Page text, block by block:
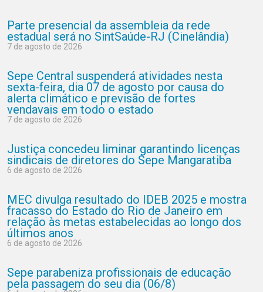
Parte presencial da assembleia da rede
estadual será no SintSaúde-RJ (Cinelândia)
7 de agosto de 2026
Sepe Central suspenderá atividades nesta
sexta-feira, dia 07 de agosto por causa do
alerta climático e previsão de fortes
vendavais em todo o estado
7 de agosto de 2026
Justiça concedeu liminar garantindo licenças
sindicais de diretores do Sepe Mangaratiba
6 de agosto de 2026
MEC divulga resultado do IDEB 2025 e mostra
fracasso do Estado do Rio de Janeiro em
relação às metas estabelecidas ao longo dos
últimos anos
6 de agosto de 2026
Sepe parabeniza profissionais de educação
pela passagem do seu dia (06/8)